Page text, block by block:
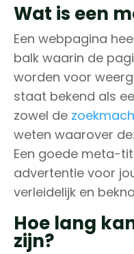
Wat is een
Een webpagina
balk waarin de
worden voor
staat bekend als
zowel de
weten waarover
Een goede meta-
advertentie voor
verleidelijk en
Hoe lang
zijn?